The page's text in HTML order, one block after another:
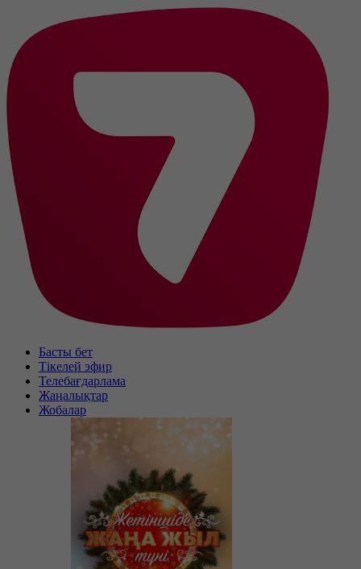
Басты бет
Тікелей эфир
Телебағдарлама
Жаңалықтар
Жобалар